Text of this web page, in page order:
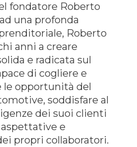
fondatore Roberto
una profonda
Roberto
anni a creare
e radicata sul
di cogliere e
le opportunità del
soddisfare al
dei suoi clienti
e
propri collaboratori.